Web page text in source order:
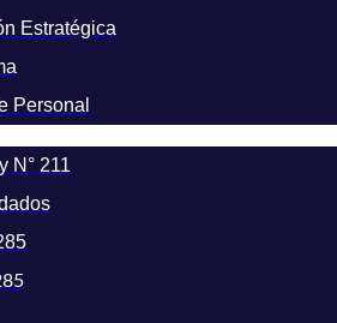
Estratégica
Personal
N° 211